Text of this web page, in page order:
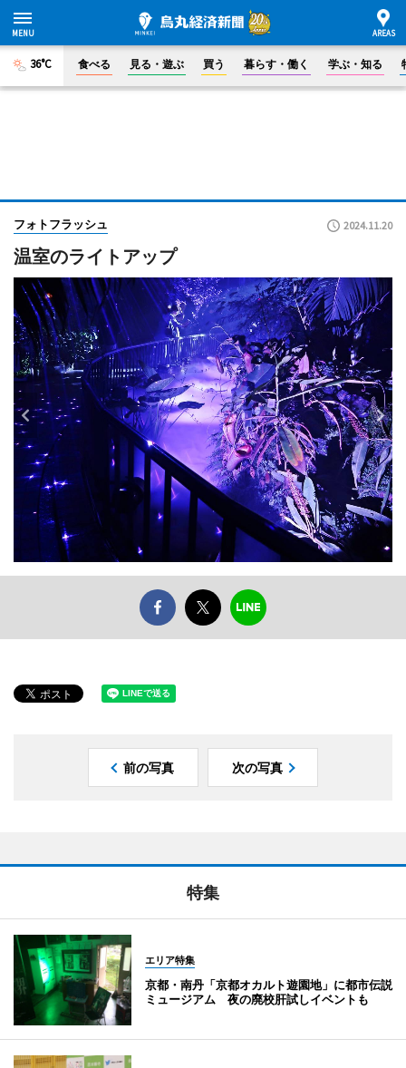
36°C 食べる 見る・遊ぶ 買う 暮らす・働く 学ぶ・知る
フォトフラッシュ 2024.11.20
温室のライトアップ
前の写真 次の写真
特集
エリア特集
京都・南丹「京都オカルト遊園地」に都市伝説
ミュージアム 夜の廃校肝試しイベントも